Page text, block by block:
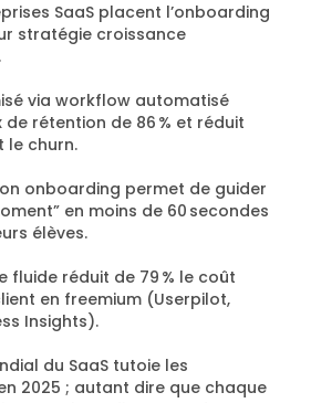
SaaS placent l’onboarding
stratégie croissance
via workflow automatisé
rétention de 86 % et réduit
le churn.
onboarding permet de guider
en moins de 60 secondes
élèves.
fluide réduit de 79 % le coût
en freemium (Userpilot,
Insights).
du SaaS tutoie les
2025 ; autant dire que chaque